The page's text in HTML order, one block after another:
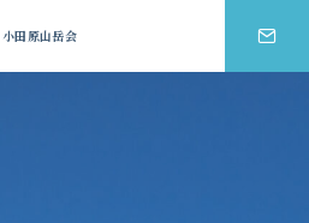
小田原山岳会